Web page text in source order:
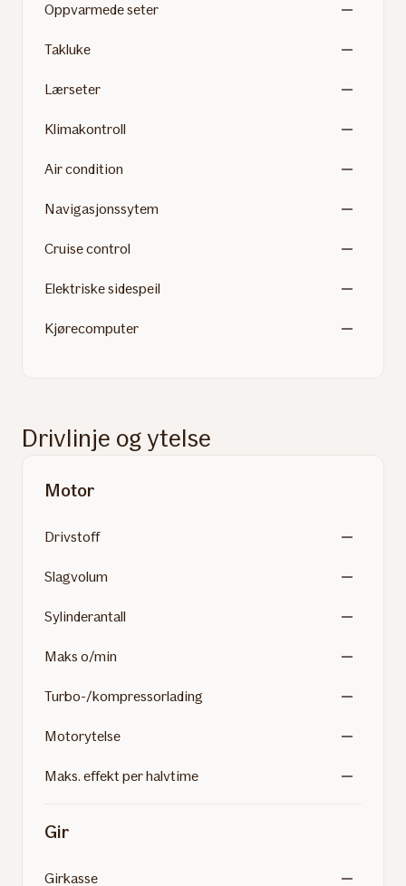
Oppvarmede seter
Takluke
Lærseter
Klimakontroll
Air condition
Navigasjonssytem
Cruise control
Elektriske sidespeil
Kjørecomputer
Drivlinje og ytelse
Motor
Drivstoff
Slagvolum
Sylinderantall
Maks o/min
Turbo-/kompressorlading
Motorytelse
Maks. effekt per halvtime
Gir
Girkasse